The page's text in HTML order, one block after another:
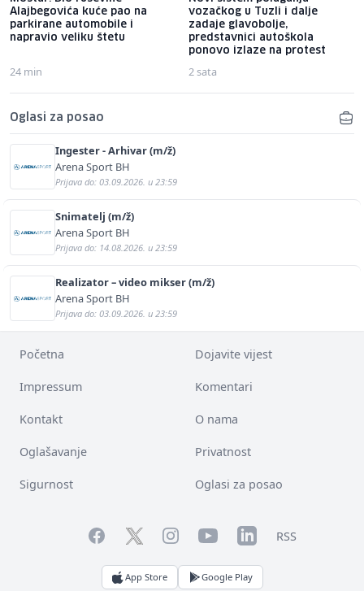
Alajbegovića kuće pao na
parkirane automobile i
napravio veliku štetu
24 min
vozačkog u Tuzli i dalje
zadaje glavobolje,
predstavnici autoškola
ponovo izlaze na protest
2 sata
Oglasi za posao
Ingester - Arhivar (m/ž)
Arena Sport BH
Prijava do: 03.09.2026. u 23:59
Snimatelj (m/ž)
Arena Sport BH
Prijava do: 14.08.2026. u 23:59
Realizator – video mikser (m/ž)
Arena Sport BH
Prijava do: 03.09.2026. u 23:59
Početna Dojavite vijest
Impressum Komentari
Kontakt O nama
Oglašavanje Privatnost
Sigurnost Oglasi za posao
FacebookTwitterInstagramYouTubeLinkedInRSS
App Store Google Play